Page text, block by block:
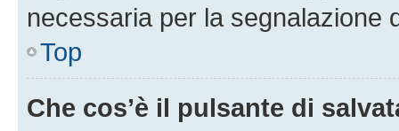
necessaria per la segnalazione
Top
Che cos’è il pulsante di